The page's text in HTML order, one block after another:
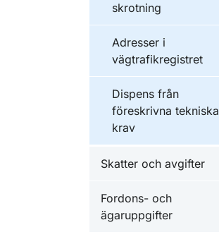
skrotning
Adresser i
vägtrafikregistret
Dispens från
föreskrivna tekniska
krav
Skatter och avgifter
Fordons- och
ägaruppgifter